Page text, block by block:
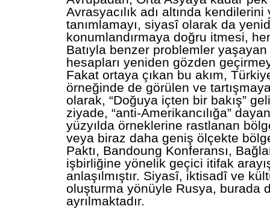
Avrasyacılık adı altında
tanımlamayı, siyasî olarak da
konumlandırmaya doğru itmesi,
Batıyla benzer problemler yaşayan
hesapları yeniden gözden
Fakat ortaya çıkan bu akım,
örneğinde de görülen ve
olarak, “Doğuya içten bir bakış”
ziyade, “anti-Amerikancılığa”
yüzyılda örneklerine rastlanan
veya biraz daha geniş ölçekte
Paktı, Bandoung Konferansı,
işbirliğine yönelik geçici itifak
anlaşılmıştır. Siyasî, iktisadî ve
oluşturma yönüyle Rusya, burada
ayrılmaktadır.